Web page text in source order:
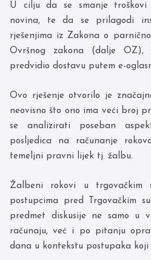
U cilju da se smanje troškovi
novina, te da se prilagodi
rješenjima iz Zakona o
Ovršnog zakona (dalje OZ),
predvidio dostavu putem e-
Ovo rješenje otvorilo je
neovisno što ono ima veći broj
se analizirati poseban
posljedica na računanje
temeljni pravni lijek tj. žalbu.
Žalbeni rokovi u trgovačkim
postupcima pred Trgovačkim
predmet diskusije ne samo u
računaju, već i po pitanju
dana u kontekstu postupaka